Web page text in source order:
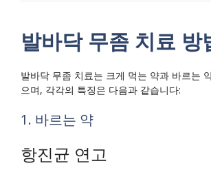
발바닥 무좀 치료 방
발바닥 무좀 치료는 크게 먹는 약과 바르는
으며, 각각의 특징은 다음과 같습니다:
1. 바르는 약
항진균 연고